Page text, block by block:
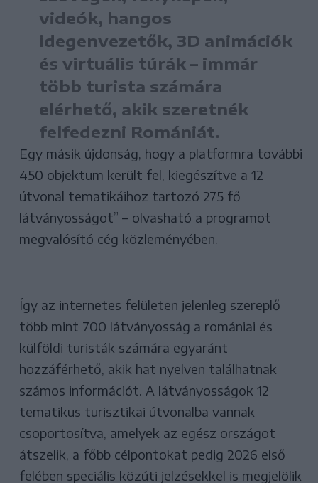
videók, hangos
idegenvezetők, 3D animációk
és virtuális túrák – immár
több turista számára
elérhető, akik szeretnék
felfedezni Romániát.
Egy másik újdonság, hogy a platformra további
450 objektum került fel, kiegészítve a 12
útvonal tematikáihoz tartozó 275 fő
látványosságot” – olvasható a programot
megvalósító cég közleményében.
Így az internetes felületen jelenleg szereplő
több mint 700 látványosság a romániai és
külföldi turisták számára egyaránt
hozzáférhető, akik hat nyelven találhatnak
számos információt. A látványosságok 12
tematikus turisztikai útvonalba vannak
csoportosítva, amelyek az egész országot
átszelik, a főbb célpontokat pedig 2026 első
felében speciális közúti jelzésekkel is megjelölik